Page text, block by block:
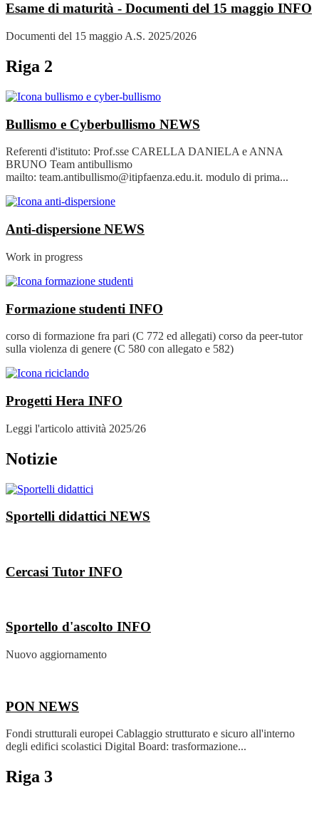
Esame di maturità - Documenti del 15 maggio INFO
Documenti del 15 maggio A.S. 2025/2026
Riga 2
Bullismo e Cyberbullismo NEWS
Referenti d'istituto: Prof.sse CARELLA DANIELA e ANNA
BRUNO Team antibullismo
mailto: team.antibullismo@itipfaenza.edu.it. modulo di prima...
Anti-dispersione NEWS
Work in progress
Formazione studenti INFO
corso di formazione fra pari (C 772 ed allegati) corso da peer-tutor
sulla violenza di genere (C 580 con allegato e 582)
Progetti Hera INFO
Leggi l'articolo attività 2025/26
Notizie
Sportelli didattici NEWS
Cercasi Tutor INFO
Sportello d'ascolto INFO
Nuovo aggiornamento
PON NEWS
Fondi strutturali europei Cablaggio strutturato e sicuro all'interno
degli edifici scolastici Digital Board: trasformazione...
Riga 3